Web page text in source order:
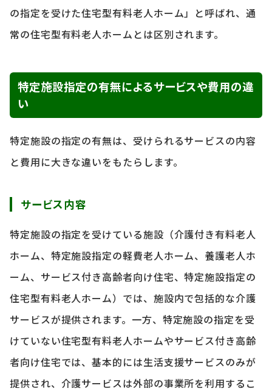
の指定を受けた住宅型有料老人ホーム」と呼ばれ、通
常の住宅型有料老人ホームとは区別されます。
特定施設指定の有無によるサービスや費用の違
い
特定施設の指定の有無は、受けられるサービスの内容
と費用に大きな違いをもたらします。
サービス内容
特定施設の指定を受けている施設（介護付き有料老人
ホーム、特定施設指定の軽費老人ホーム、養護老人ホ
ーム、サービス付き高齢者向け住宅、特定施設指定の
住宅型有料老人ホーム）では、施設内で包括的な介護
サービスが提供されます。一方、特定施設の指定を受
けていない住宅型有料老人ホームやサービス付き高齢
者向け住宅では、基本的には生活支援サービスのみが
提供され、介護サービスは外部の事業所を利用するこ